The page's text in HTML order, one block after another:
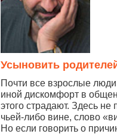
Усыновить
Почти все взрослые
иной дискомфорт в
этого страдают. Здесь не
чьей-либо вине, слово
Но если говорить о